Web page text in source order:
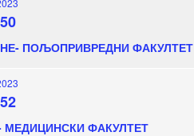
50
ПОЉОПРИВРЕДНИ ФАКУЛТЕТ
52
ФАКУЛТЕТ